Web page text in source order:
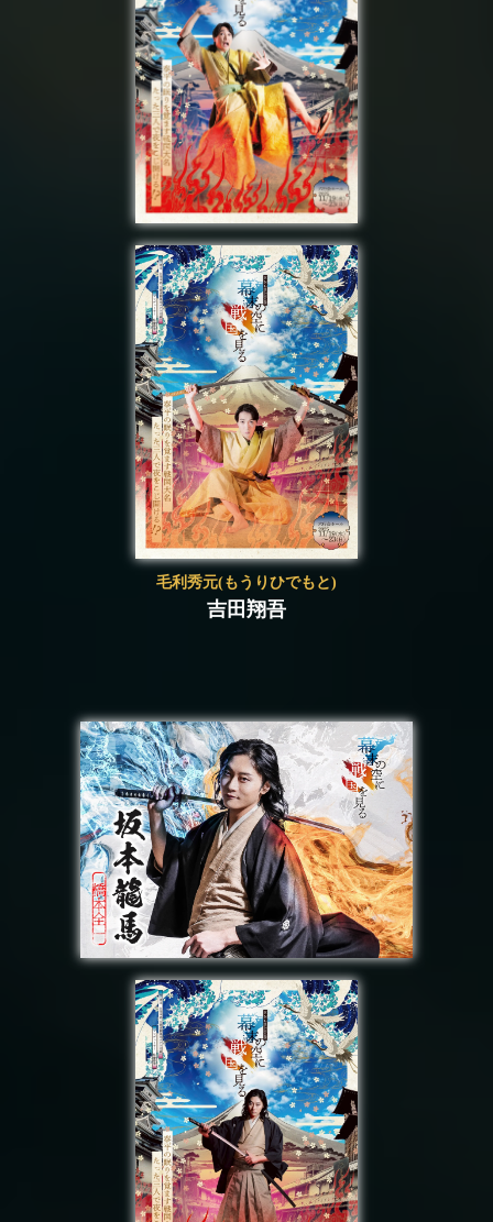
毛利秀元(もうりひでもと)
吉田翔吾